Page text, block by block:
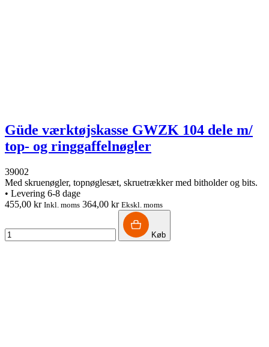
Güde værktøjskasse GWZK 104 dele m/
top- og ringgaffelnøgler
39002
Med skruenøgler, topnøglesæt, skruetrækker med bitholder og bits.
• Levering 6-8 dage
455,00 kr Inkl. moms 364,00 kr Ekskl. moms
Køb